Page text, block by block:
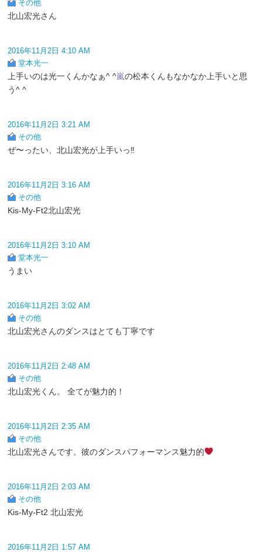
その他
北山宏光さん
2016年11月2日 4:10 AM
堂本光一
上手いのは光一くんかなぁ^ ^嵐の松本くんもなかなか上手いと思
う^ ^
2016年11月2日 3:21 AM
その他
ぜ〜ったい、北山宏光が上手いっ‼︎
2016年11月2日 3:16 AM
その他
Kis-My-Ft2北山宏光
2016年11月2日 3:10 AM
堂本光一
うまい
2016年11月2日 3:02 AM
その他
北山宏光さんのダンスはとても丁寧です
2016年11月2日 2:48 AM
その他
北山宏光くん。 全てが魅力的！
2016年11月2日 2:35 AM
その他
北山宏光さんです。彼のダンスパフォーマンス魅力的
2016年11月2日 2:03 AM
その他
Kis-My-Ft2 北山宏光
2016年11月2日 1:57 AM